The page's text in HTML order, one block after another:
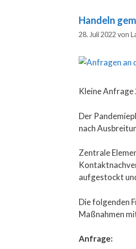
Handeln
28. Juli 2022 von
Kleine Anfrage
Der
nach
Zentrale
aufgestockt
Die folgenden
Maßnahmen
Anfrage: